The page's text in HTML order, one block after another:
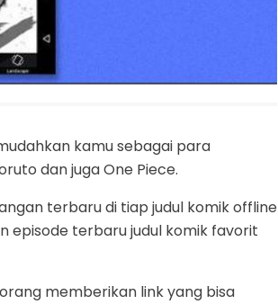
kamu sebagai para
dan juga One Piece.
terbaru di tiap judul komik offline
episode terbaru judul komik favorit
memberikan link yang bisa